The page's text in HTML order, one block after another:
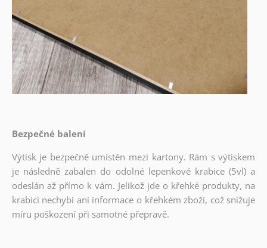
Bezpečné balení
Výtisk je bezpečně umístěn mezi kartony. Rám s výtiskem
je následně zabalen do odolné lepenkové krabice (5vl) a
odeslán až přímo k vám. Jelikož jde o křehké produkty, na
krabici nechybí ani informace o křehkém zboží, což snižuje
míru poškození při samotné přepravě.